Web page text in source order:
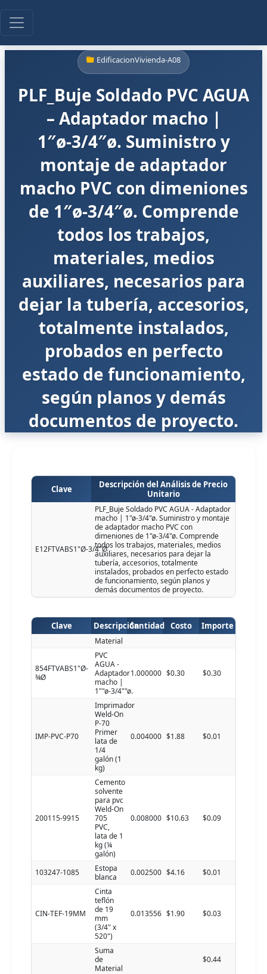
EdificacionVivienda-A08
PLF_Buje Soldado PVC AGUA
– Adaptador macho |
1″ø-3/4″ø. Suministro y
montaje de adaptador
macho PVC con dimeniones
de 1″ø-3/4″ø. Comprende
todos los trabajos,
materiales, medios
auxiliares, necesarios para
dejar la tubería, accesorios,
totalmente instalados,
probados en perfecto
estado de funcionamiento,
según planos y demás
documentos de proyecto.
Clave
Descripción del Análisis de Precio
Unitario
E12FTVABS1"Ø-3/4"Ø
PLF_Buje Soldado PVC AGUA - Adaptador
macho | 1"ø-3/4"ø. Suministro y montaje
de adaptador macho PVC con
dimeniones de 1"ø-3/4"ø. Comprende
todos los trabajos, materiales, medios
auxiliares, necesarios para dejar la
tubería, accesorios, totalmente
instalados, probados en perfecto estado
de funcionamiento, según planos y
demás documentos de proyecto.
Clave DescripciónCantidad Costo Importe
Material
854FTVABS1"Ø-
¾Ø
PVC
AGUA -
Adaptador
macho |
1""ø-3/4""ø.
1.000000 $0.30 $0.30
IMP-PVC-P70
Imprimador
Weld-On
P-70
Primer
lata de
1/4
galón (1
kg)
0.004000 $1.88 $0.01
200115-9915
Cemento
solvente
para pvc
Weld-On
705
PVC,
lata de 1
kg (¼
galón)
0.008000 $10.63 $0.09
103247-1085
Estopa
blanca
0.002500 $4.16 $0.01
CIN-TEF-19MM
Cinta
teflón
de 19
mm
(3/4" x
520")
0.013556 $1.90 $0.03
Suma
de
Material
$0.44